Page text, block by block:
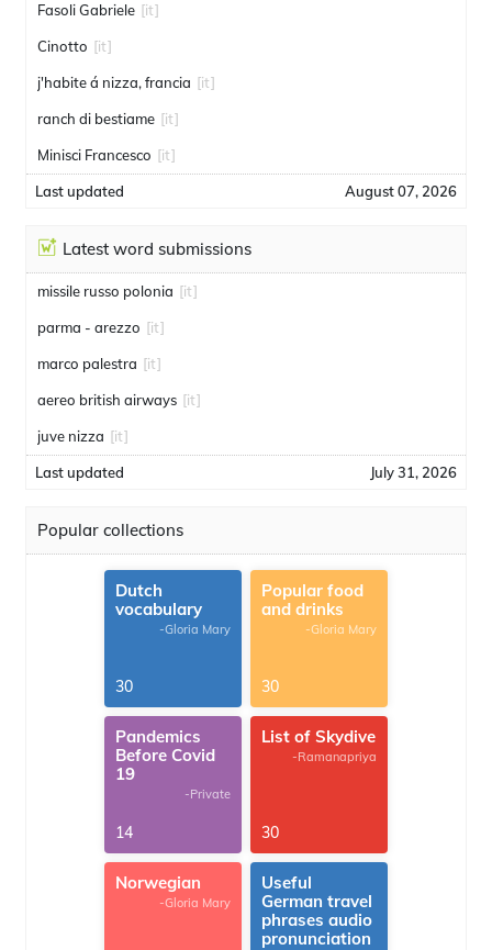
Fasoli Gabriele [it]
Cinotto [it]
j'habite á nizza, francia [it]
ranch di bestiame [it]
Minisci Francesco [it]
Last updated August 07, 2026
Latest word submissions
missile russo polonia [it]
parma - arezzo [it]
marco palestra [it]
aereo british airways [it]
juve nizza [it]
Last updated July 31, 2026
Popular collections
Dutch
vocabulary
-Gloria Mary
30
Popular food
and drinks
-Gloria Mary
30
Pandemics
Before Covid
19
-Private
14
List of Skydive
-Ramanapriya
30
Norwegian
-Gloria Mary
Useful
German travel
phrases audio
pronunciation